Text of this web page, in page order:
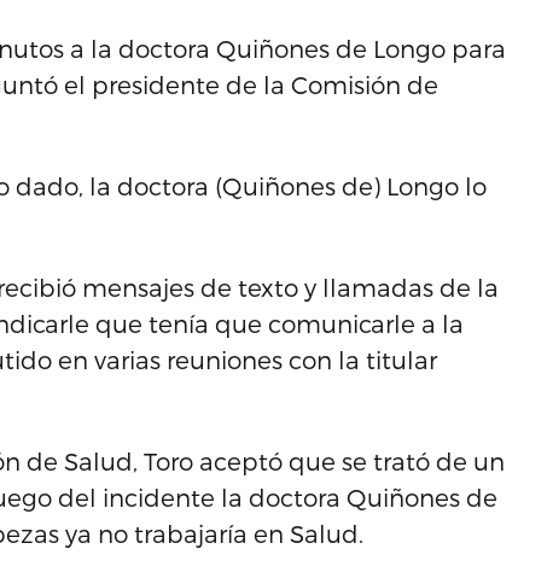
a la doctora Quiñones de Longo para
el presidente de la Comisión de
la doctora (Quiñones de) Longo lo
mensajes de texto y llamadas de la
que tenía que comunicarle a la
en varias reuniones con la titular
de Salud, Toro aceptó que se trató de un
del incidente la doctora Quiñones de
ya no trabajaría en Salud.